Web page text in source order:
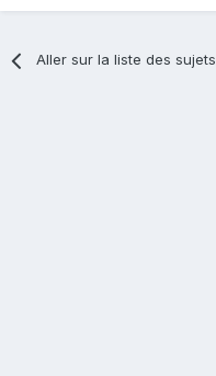
Aller sur la liste des sujets